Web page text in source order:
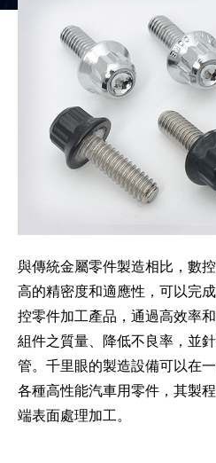
與傳統金屬零件製造相比，數
高的精密度和適應性，可以完
控零件加工產品，通過高效率
組件之質量、降低不良率，並
管。千里眼的製造設備可以在
各種高性能汽車用零件，其製
端表面處理加工。